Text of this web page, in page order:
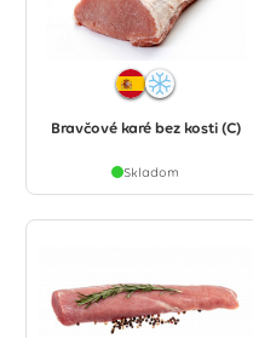
Bravčové karé bez kosti (C)
Skladom